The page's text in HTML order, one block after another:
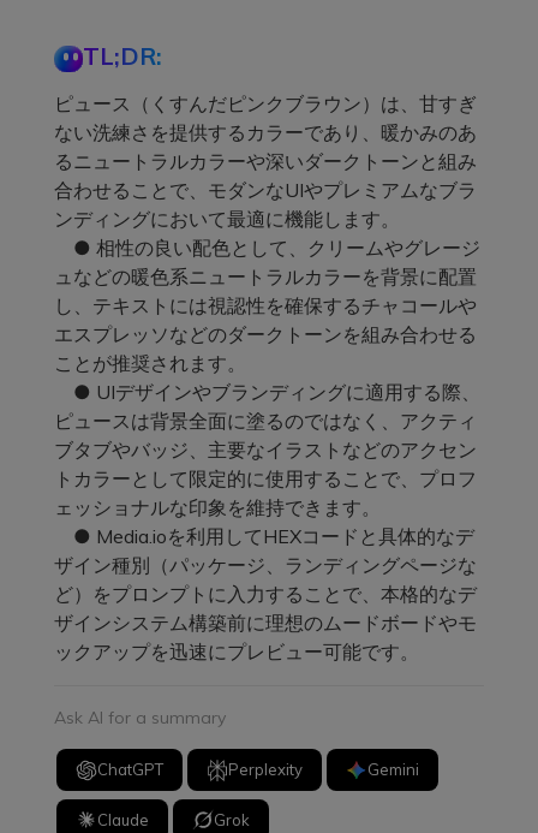
TL;DR:
ピュース（くすんだピンクブラウン）は、甘すぎ
ない洗練さを提供するカラーであり、暖かみのあ
るニュートラルカラーや深いダークトーンと組み
合わせることで、モダンなUIやプレミアムなブラ
ンディングにおいて最適に機能します。
● 相性の良い配色として、クリームやグレージ
ュなどの暖色系ニュートラルカラーを背景に配置
し、テキストには視認性を確保するチャコールや
エスプレッソなどのダークトーンを組み合わせる
ことが推奨されます。
● UIデザインやブランディングに適用する際、
ピュースは背景全面に塗るのではなく、アクティ
ブタブやバッジ、主要なイラストなどのアクセン
トカラーとして限定的に使用することで、プロフ
ェッショナルな印象を維持できます。
● Media.ioを利用してHEXコードと具体的なデ
ザイン種別（パッケージ、ランディングページな
ど）をプロンプトに入力することで、本格的なデ
ザインシステム構築前に理想のムードボードやモ
ックアップを迅速にプレビュー可能です。
Ask AI for a summary
ChatGPT Perplexity Gemini
Claude Grok